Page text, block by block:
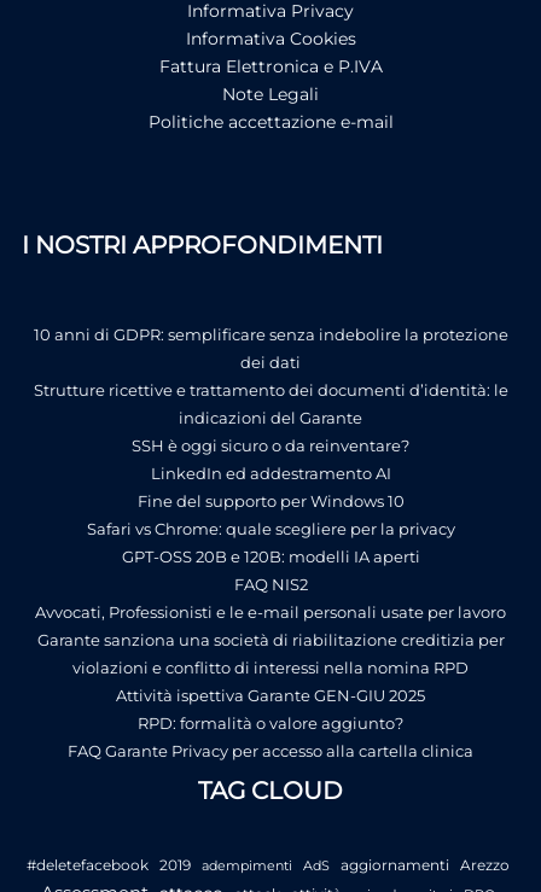
Informativa Privacy
Informativa Cookies
Fattura Elettronica e P.IVA
Note Legali
Politiche accettazione e-mail
I NOSTRI APPROFONDIMENTI
10 anni di GDPR: semplificare senza indebolire la protezione
dei dati
Strutture ricettive e trattamento dei documenti d’identità: le
indicazioni del Garante
SSH è oggi sicuro o da reinventare?
LinkedIn ed addestramento AI
Fine del supporto per Windows 10
Safari vs Chrome: quale scegliere per la privacy
GPT-OSS 20B e 120B: modelli IA aperti
FAQ NIS2
Avvocati, Professionisti e le e-mail personali usate per lavoro
Garante sanziona una società di riabilitazione creditizia per
violazioni e conflitto di interessi nella nomina RPD
Attività ispettiva Garante GEN-GIU 2025
RPD: formalità o valore aggiunto?
FAQ Garante Privacy per accesso alla cartella clinica
TAG CLOUD
#deletefacebook 2019 adempimenti AdS aggiornamenti Arezzo